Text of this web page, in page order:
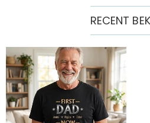
RECENT